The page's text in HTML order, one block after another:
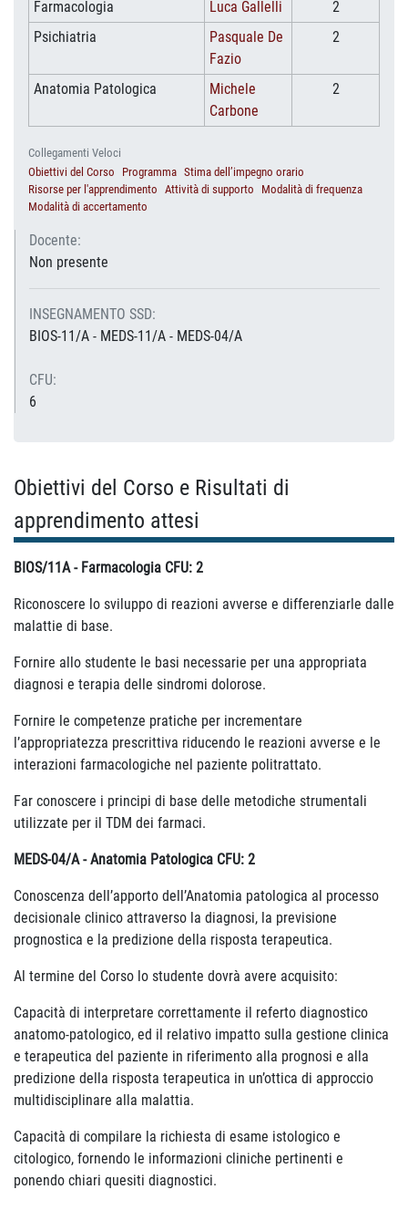
Farmacologia
Luca Gallelli
2
Psichiatria
Pasquale De
Fazio
2
Anatomia Patologica
Michele
Carbone
2
Collegamenti Veloci
Obiettivi del Corso
Programma Stima dell’impegno orario
Risorse per l'apprendimento Attività di supporto
Modalità di frequenza
Modalità di accertamento
Docente:
Non presente
INSEGNAMENTO SSD:
BIOS-11/A - MEDS-11/A - MEDS-04/A
CFU:
6
Obiettivi del Corso e Risultati di
apprendimento attesi
BIOS/11A - Farmacologia CFU: 2
Riconoscere lo sviluppo di reazioni avverse e differenziarle dalle
malattie di base.
Fornire allo studente le basi necessarie per una appropriata
diagnosi e terapia delle sindromi dolorose.
Fornire le competenze pratiche per incrementare
l’appropriatezza prescrittiva riducendo le reazioni avverse e le
interazioni farmacologiche nel paziente politrattato.
Far conoscere i principi di base delle metodiche strumentali
utilizzate per il TDM dei farmaci.
MEDS-04/A - Anatomia Patologica CFU: 2
Conoscenza dell’apporto dell’Anatomia patologica al processo
decisionale clinico attraverso la diagnosi, la previsione
prognostica e la predizione della risposta terapeutica.
Al termine del Corso lo studente dovrà avere acquisito:
Capacità di interpretare correttamente il referto diagnostico
anatomo-patologico, ed il relativo impatto sulla gestione clinica
e terapeutica del paziente in riferimento alla prognosi e alla
predizione della risposta terapeutica in un’ottica di approccio
multidisciplinare alla malattia.
Capacità di compilare la richiesta di esame istologico e
citologico, fornendo le informazioni cliniche pertinenti e
ponendo chiari quesiti diagnostici.